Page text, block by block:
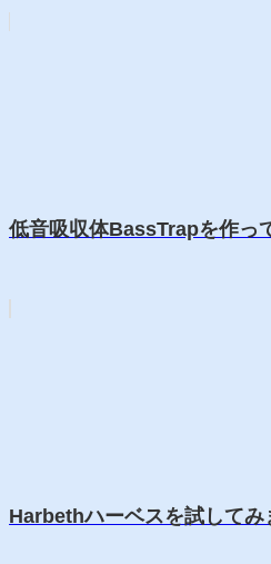
低音吸収体BassTrapを作っ
Harbethハーベスを試してみ